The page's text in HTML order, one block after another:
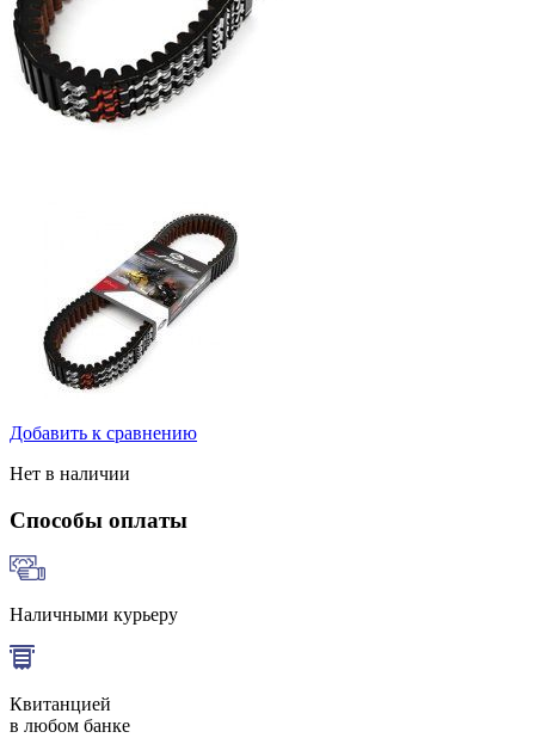
Добавить к сравнению
Нет в наличии
Способы оплаты
Наличными курьеру
Квитанцией
в любом банке